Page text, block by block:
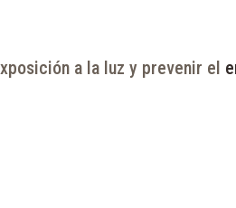
a la luz y prevenir el